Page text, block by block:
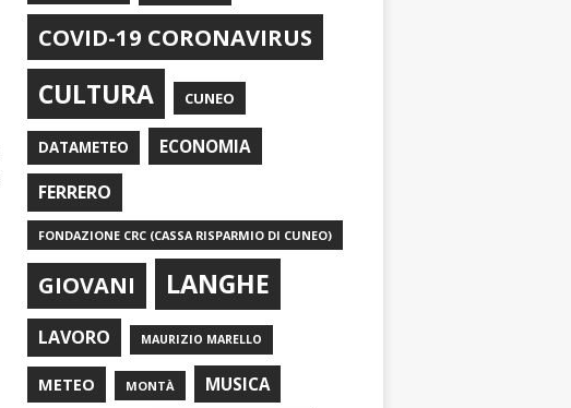
COVID-19 CORONAVIRUS
CULTURA CUNEO
DATAMETEO ECONOMIA
FERRERO
FONDAZIONE CRC (CASSA RISPARMIO DI CUNEO)
GIOVANI LANGHE
LAVORO MAURIZIO MARELLO
METEO MONTÀ MUSICA